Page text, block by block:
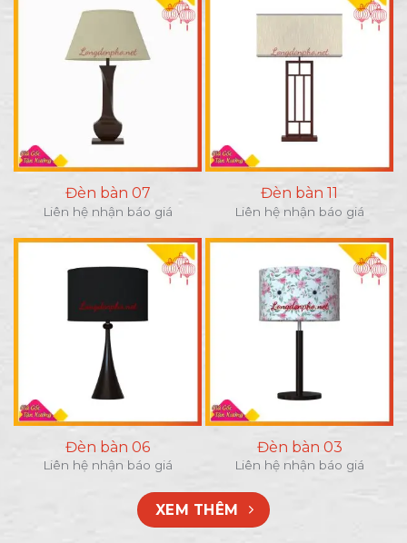
Đèn bàn 07
Liên hệ nhận báo giá
Đèn bàn 11
Liên hệ nhận báo giá
Đèn bàn 06
Liên hệ nhận báo giá
Đèn bàn 03
Liên hệ nhận báo giá
XEM THÊM